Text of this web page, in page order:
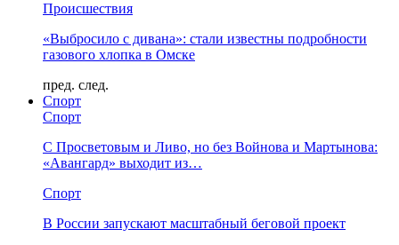
Происшествия
«Выбросило с дивана»: стали известны подробности
газового хлопка в Омске
пред. след.
Спорт
Спорт
С Просветовым и Ливо, но без Войнова и Мартынова:
«Авангард» выходит из…
Спорт
В России запускают масштабный беговой проект